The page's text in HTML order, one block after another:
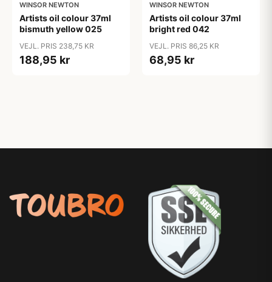
WINSOR NEWTON
Artists oil colour 37ml
bismuth yellow 025
VEJL. PRIS 238,75 KR
188,95 kr
WINSOR NEWTON
Artists oil colour 37ml
bright red 042
VEJL. PRIS 86,25 KR
68,95 kr